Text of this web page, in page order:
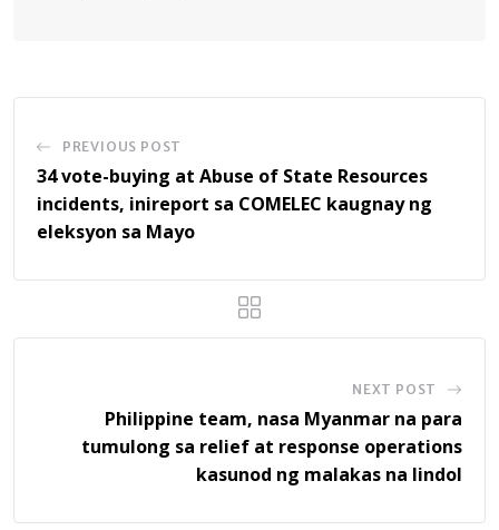
PREVIOUS POST
34 vote-buying at Abuse of State Resources
incidents, inireport sa COMELEC kaugnay ng
eleksyon sa Mayo
NEXT POST
Philippine team, nasa Myanmar na para
tumulong sa relief at response operations
kasunod ng malakas na lindol